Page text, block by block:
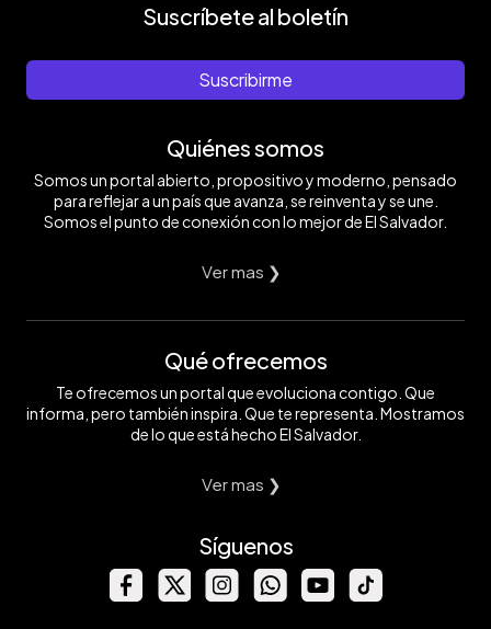
Suscríbete al boletín
Suscribirme
Quiénes somos
Somos un portal abierto, propositivo y moderno, pensado
para reflejar a un país que avanza, se reinventa y se une.
Somos el punto de conexión con lo mejor de El Salvador.
Ver mas ❯
Qué ofrecemos
Te ofrecemos un portal que evoluciona contigo. Que
informa, pero también inspira. Que te representa. Mostramos
de lo que está hecho El Salvador.
Ver mas ❯
Síguenos